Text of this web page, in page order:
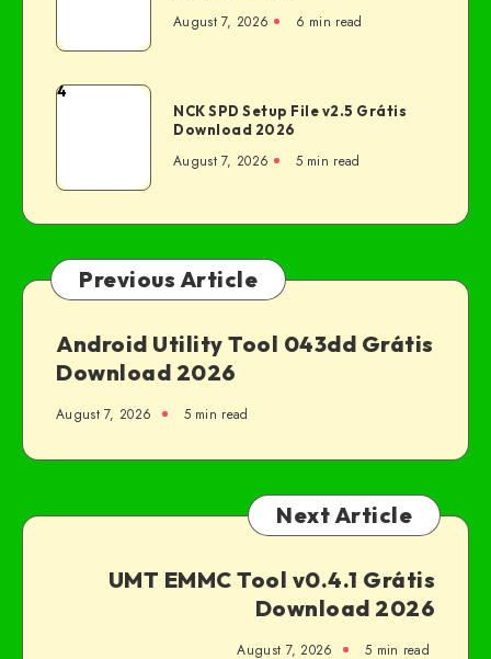
August 7, 2026 6 min read
4
NCK SPD Setup File v2.5 Grátis
Download 2026
August 7, 2026 5 min read
Previous Article
Android Utility Tool 043dd Grátis
Download 2026
August 7, 2026 5 min read
Next Article
UMT EMMC Tool v0.4.1 Grátis
Download 2026
August 7, 2026 5 min read